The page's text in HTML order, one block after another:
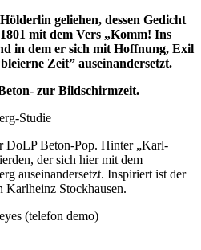
geliehen, dessen Gedicht
mit dem Vers „Komm! Ins
in dem er sich mit Hoffnung, Exil
Zeit” auseinandersetzt.
zur Bildschirmzeit.
Studie
DoLP Beton-Pop. Hinter „Karl-
der sich hier mit dem
auseinandersetzt. Inspiriert ist der
Karlheinz Stockhausen.
(telefon demo)